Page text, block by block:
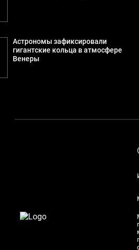
Астрономы зафиксировали
гигантские кольца в атмосфере
Венеры